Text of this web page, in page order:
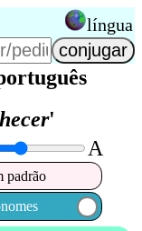
língua
'
A
padrão